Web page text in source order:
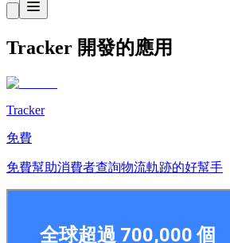
Tracker 開發的應用
Tracker
免費
免費幫助消費者查詢物流軌跡的好幫手